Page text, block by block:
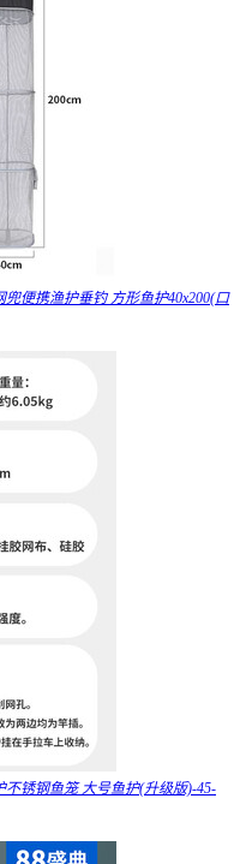
便携渔护垂钓 方形鱼护40x200(口
锈钢鱼笼 大号鱼护(升级版)-45-